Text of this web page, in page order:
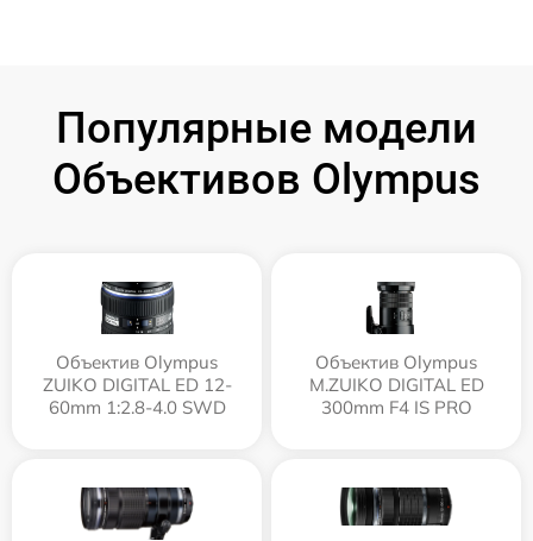
Популярные модели
Объективов Olympus
Объектив Olympus
ZUIKO DIGITAL ED 12-
60mm 1:2.8-4.0 SWD
Объектив Olympus
M.ZUIKO DIGITAL ED
300mm F4 IS PRO